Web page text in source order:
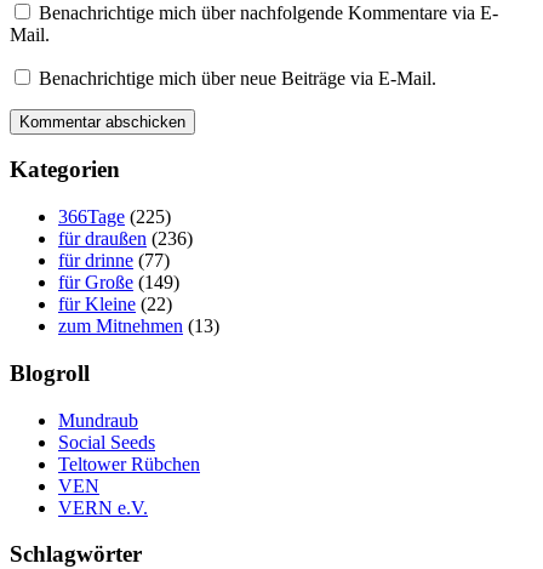
Benachrichtige mich über nachfolgende Kommentare via E-
Mail.
Benachrichtige mich über neue Beiträge via E-Mail.
Kategorien
366Tage (225)
für draußen (236)
für drinne (77)
für Große (149)
für Kleine (22)
zum Mitnehmen (13)
Blogroll
Mundraub
Social Seeds
Teltower Rübchen
VEN
VERN e.V.
Schlagwörter